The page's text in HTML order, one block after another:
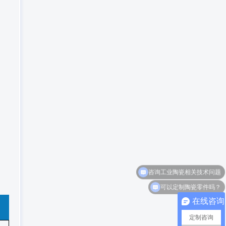
在线咨询
定制咨询
可以定制陶瓷零件吗？